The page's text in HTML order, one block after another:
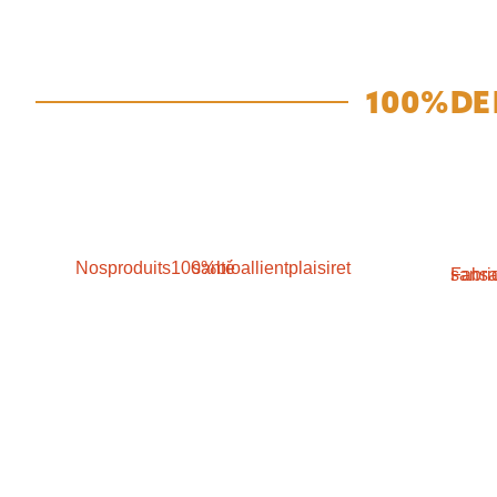
100% DE
Nos produits 100% bio allient plaisir et santé